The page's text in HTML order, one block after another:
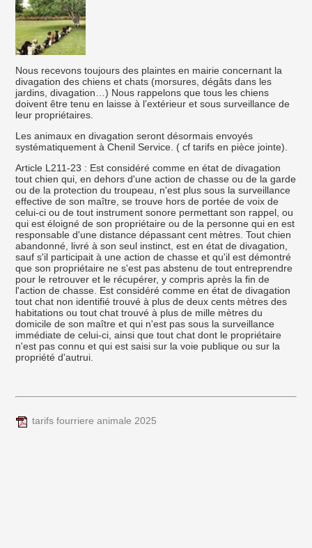
Nous recevons toujours des plaintes en mairie concernant la
divagation des chiens et chats (morsures, dégâts dans les
jardins, divagation…) Nous rappelons que tous les chiens
doivent être tenu en laisse à l’extérieur et sous surveillance de
leur propriétaires.
Les animaux en divagation seront désormais envoyés
systématiquement à Chenil Service. ( cf tarifs en pièce jointe).
Article L211-23 : Est considéré comme en état de divagation
tout chien qui, en dehors d'une action de chasse ou de la garde
ou de la protection du troupeau, n'est plus sous la surveillance
effective de son maître, se trouve hors de portée de voix de
celui-ci ou de tout instrument sonore permettant son rappel, ou
qui est éloigné de son propriétaire ou de la personne qui en est
responsable d'une distance dépassant cent mètres. Tout chien
abandonné, livré à son seul instinct, est en état de divagation,
sauf s'il participait à une action de chasse et qu'il est démontré
que son propriétaire ne s'est pas abstenu de tout entreprendre
pour le retrouver et le récupérer, y compris après la fin de
l'action de chasse. Est considéré comme en état de divagation
tout chat non identifié trouvé à plus de deux cents mètres des
habitations ou tout chat trouvé à plus de mille mètres du
domicile de son maître et qui n'est pas sous la surveillance
immédiate de celui-ci, ainsi que tout chat dont le propriétaire
n'est pas connu et qui est saisi sur la voie publique ou sur la
propriété d'autrui.
tarifs fourriere animale 2025